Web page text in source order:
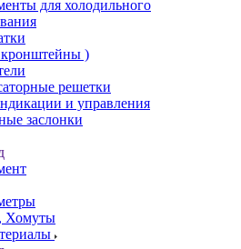
для холодильного
)
решетки
и управления
заслонки
Хомуты